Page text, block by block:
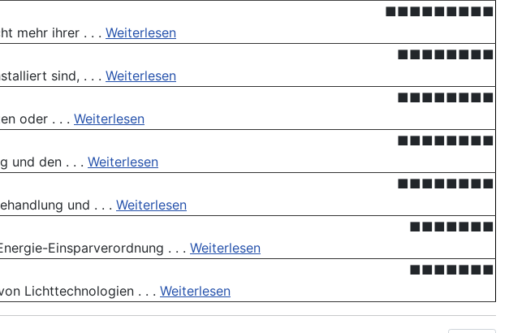
■■■■■■■■■
mehr ihrer . . . Weiterlesen
■■■■■■■■
sind, . . . Weiterlesen
■■■■■■■■
oder . . . Weiterlesen
■■■■■■■■
und den . . . Weiterlesen
■■■■■■■■
und . . . Weiterlesen
■■■■■■■
Einsparverordnung . . . Weiterlesen
■■■■■■■
Lichttechnologien . . . Weiterlesen